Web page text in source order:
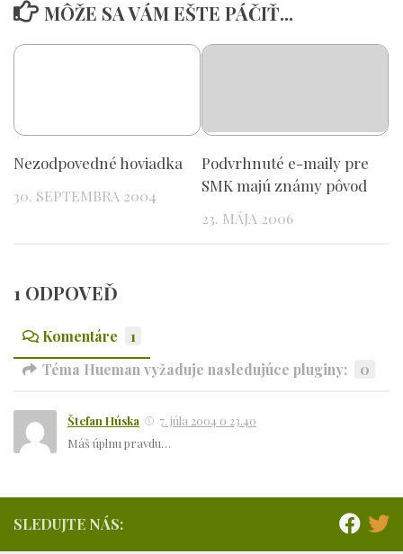
MÔŽE SA VÁM EŠTE PÁČIŤ...
Nezodpovedné hoviadka
30. SEPTEMBRA 2004
Podvrhnuté e-maily pre
SMK majú známy pôvod
23. MÁJA 2006
1 ODPOVEĎ
Komentáre
1
Téma Hueman vyžaduje nasledujúce pluginy:
0
Štefan Húska
7. júla 2004 o 23.40
Máš úplnu pravdu…
SLEDUJTE NÁS: